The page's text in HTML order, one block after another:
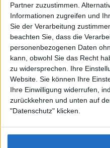
Partner zuzustimmen.
Informationen zugreifen und
Sie der Verarbeitung
beachten Sie, dass die
personenbezogenen Daten
kann, obwohl Sie das Recht
zu widersprechen. Ihre
Website. Sie können Ihre
Ihre Einwilligung widerrufen,
zurückkehren und unten auf
"Datenschutz" klicken.
About
DESMONDO Suche
Kooperationen
Rechtliches
Impressum
Datenschutz
Sitemap